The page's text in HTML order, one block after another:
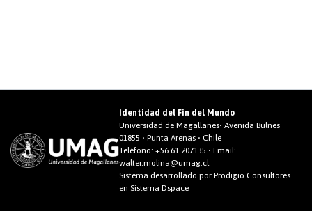
Identidad del Fin del Mundo
Universidad de Magallanes• Avenida Bulnes
01855 • Punta Arenas • Chile
Teléfono:+56 61 207135 • Email:
walter.molina@umag.cl
Sistema desarrollado por Prodigio Consultores
en Sistema Dspace